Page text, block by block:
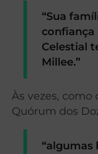
“Sua
confiança
Celestial
Millee.”
Às vezes, como
Quórum dos
“algumas